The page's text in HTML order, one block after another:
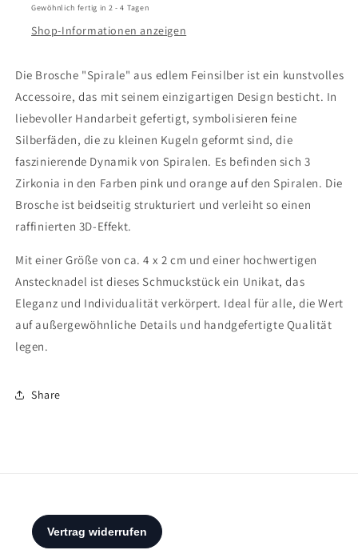
Gewöhnlich fertig in 2 - 4 Tagen
Shop-Informationen anzeigen
Die Brosche "Spirale" aus edlem Feinsilber ist ein kunstvolles
Accessoire, das mit seinem einzigartigen Design besticht. In
liebevoller Handarbeit gefertigt, symbolisieren feine
Silberfäden, die zu kleinen Kugeln geformt sind, die
faszinierende Dynamik von Spiralen. Es befinden sich 3
Zirkonia in den Farben pink und orange auf den Spiralen. Die
Brosche ist beidseitig strukturiert und verleiht so einen
raffinierten 3D-Effekt.
Mit einer Größe von ca. 4 x 2 cm und einer hochwertigen
Anstecknadel ist dieses Schmuckstück ein Unikat, das
Eleganz und Individualität verkörpert. Ideal für alle, die Wert
auf außergewöhnliche Details und handgefertigte Qualität
legen.
Share